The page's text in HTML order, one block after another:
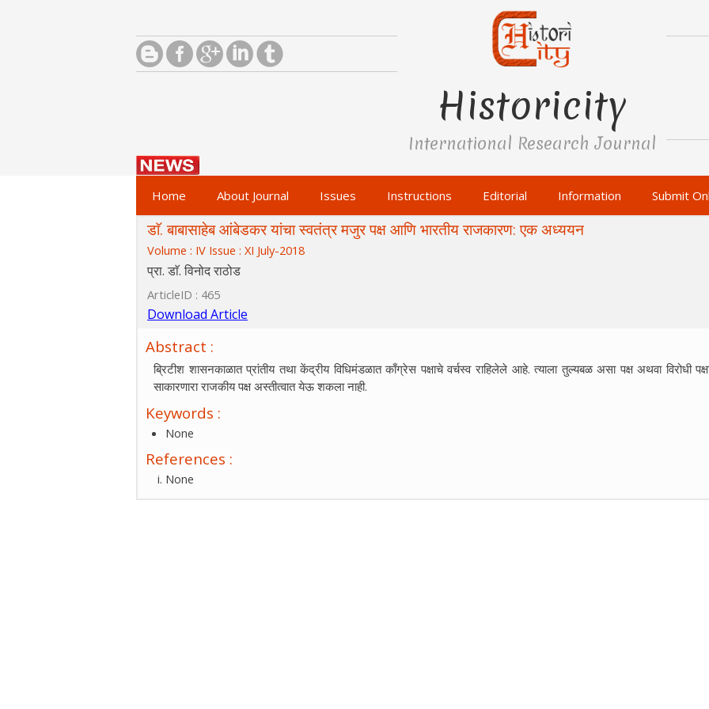
Historicity
International Research Journal
Home About Journal Issues Instructions Editorial Information Submit
डाॅ. बाबासाहेब आंबेडकर यांचा स्वतंत्र मजुर पक्ष आणि भारतीय राजकारण: एक अध्ययन
Volume : IV Issue : XI July-2018
प्रा. डाॅ. विनोद राठोड
ArticleID : 465
Download Article
Abstract :
ब्रिटीश शासनकाळात प्रांतीय तथा केंद्रीय विधिमंडळात काँग्रेस पक्षाचे वर्चस्व राहिलेले आहे. त्याला तुल्यबळ असा पक्ष अथवा विरोधी
साकारणारा राजकीय पक्ष अस्तीत्वात येऊ शकला नाही.
Keywords :
None
References :
None